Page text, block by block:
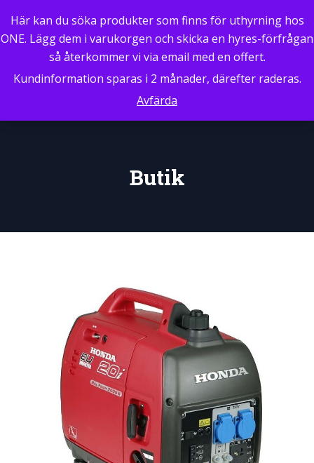
Här kan du söka produkter som finns för uthyrning hos
ONE. Lägg dem i varukorgen och skicka en hyres-förfrågan
så återkommer vi via email med en offert.
Kundinformation sparas i 2 månader, därefter raderas.
Avfärda
Butik